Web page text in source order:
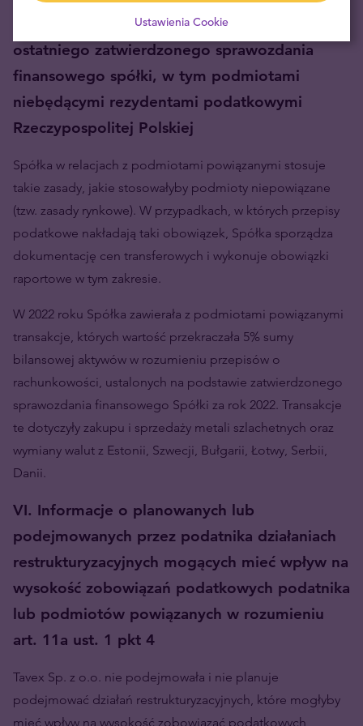
o rachunkowości, ustalonych na podstawie
ostatniego zatwierdzonego sprawozdania
finansowego spółki, w tym podmiotami
niebędącymi rezydentami podatkowymi
Rzeczypospolitej Polskiej
Spółka w relacjach z podmiotami powiązanymi stosuje
takie zasady, jakie stosowałyby podmioty niepowiązane
(tzw. zasady rynkowe). W przypadkach, w których przepisy
podatkowe nakładają taki obowiązek, Spółka sporządza
dokumentację cen transferowych i wykonuje obowiązki
raportowe w tym zakresie.
W 2022 roku Spółka zawierała z podmiotami powiązanymi
transakcje, których wartość przekraczała 5% sumy
bilansowej aktywów w rozumieniu przepisów o
rachunkowości, ustalonych na podstawie zatwierdzonego
sprawozdania finansowego Spółki za rok 2022. Transakcje
te dotyczyły zakupu i sprzedaży metali szlachetnych oraz
wymiany walut z Estonii, Szwecji, Bułgarii, Łotwy, Serbii,
Danii.
VI. Informacje o planowanych lub
podejmowanych przez podatnika działaniach
restrukturyzacyjnych mogących mieć wpływ na
wysokość zobowiązań podatkowych podatnika
lub podmiotów powiązanych w rozumieniu
art. 11a ust. 1 pkt 4
Tavex Sp. z o.o. nie podejmowała i nie planuje
podejmować działań restrukturyzacyjnych, które mogłyby
mieć wpływ na wysokość zobowiązać podatkowych
Ustawienia Cookie